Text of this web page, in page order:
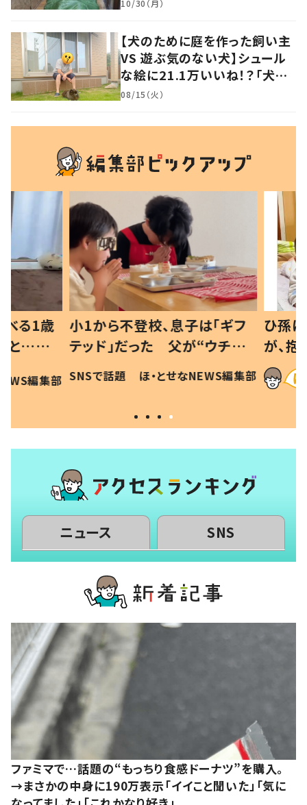
10/30（月）
【犬のために庭を作った飼い主
VS 遊ぶ気のない犬】シュール
な絵に21.1万いいね！？「犬の
強い意志を感じる」
08/15（火）
る1歳
…母
現行
編集部
小1から不登校、息子は「ギフ
テッド」だった 父が“ウチ給
食”を作り続ける理由とは #令
和の親 #令和の子
SNSで話題 ほ・とせなNEWS編集部
ひ孫
が、抱
に「涙
方ない」
ニュース SNS
ファミマで…話題の“もっちり食感ドーナツ”を購入。
→まさかの中身に190万表示「イイこと聞いた」「気に